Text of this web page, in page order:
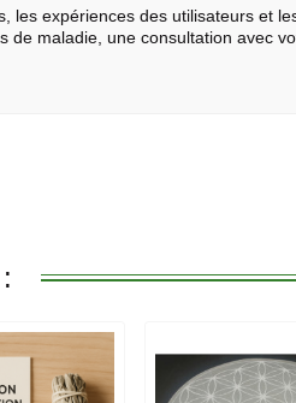
les expériences des utilisateurs et
de maladie, une consultation avec